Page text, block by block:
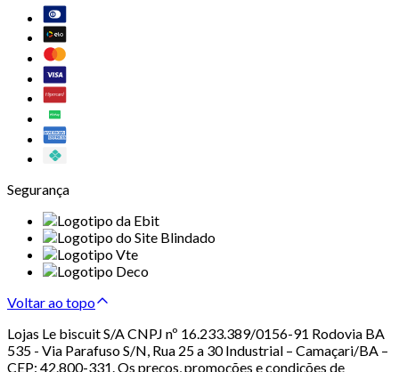
Segurança
Voltar ao topo
Lojas Le biscuit S/A CNPJ nº 16.233.389/0156-91 Rodovia BA
535 - Via Parafuso S/N, Rua 25 a 30 Industrial – Camaçari/BA –
CEP: 42.800-331. Os preços, promoções e condições de